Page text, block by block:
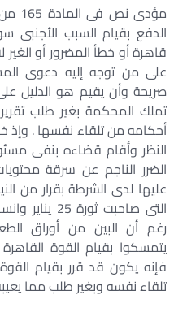
الدفع بقيام السبب الأجنبى
قاهرة أو خطأ المضرور أو الغير
على من توجه إليه دعوى
صريحة وأن يقيم هو الدليل
تملك المحكمة بغير طلب
أحكامه من تلقاء نفسها .
النظر وأقام قضاءه بنفى
الضرر الناجم عن سرقة
عليها لدى الشرطة بقرار من
التى صاحبت
رغم أن البين من أوراق
يتمسكوا بقيام القوة
فإنه يكون قد قرر بقيام
تلقاء نفسه وبغير طلب مما